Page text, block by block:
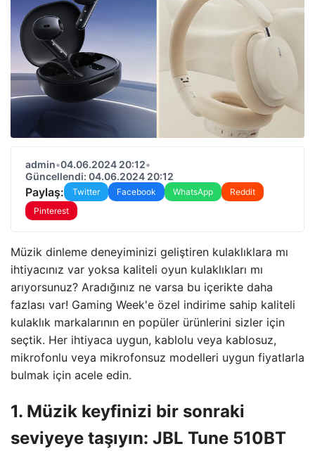
admin•04.06.2024 20:12•
Güncellendi: 04.06.2024 20:12
Paylaş: Twitter Facebook WhatsApp
Reddit
Pinterest
Müzik dinleme deneyiminizi geliştiren kulaklıklara mı
ihtiyacınız var yoksa kaliteli oyun kulaklıkları mı
arıyorsunuz? Aradığınız ne varsa bu içerikte daha
fazlası var! Gaming Week'e özel indirime sahip kaliteli
kulaklık markalarının en popüler ürünlerini sizler için
seçtik. Her ihtiyaca uygun, kablolu veya kablosuz,
mikrofonlu veya mikrofonsuz modelleri uygun fiyatlarla
bulmak için acele edin.
1. Müzik keyfinizi bir sonraki
seviyeye taşıyın: JBL Tune 510BT